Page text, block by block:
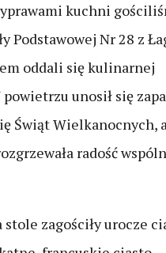
kuchni
Podstawowej Nr 28 z
oddali się kulinarnej
unosił się
Świąt Wielkanocnych,
radość
zagościły urocze